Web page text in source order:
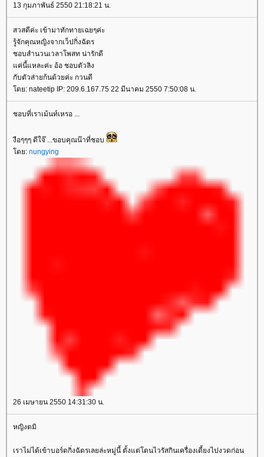
13 กุมภาพันธ์ 2550 21:18:21 น.
สวสดีค่ะ เข้ามาทักทายเฉยๆค่ะ
รู้จักคุณหญิงจากเว็ปกิ่งฉัตร
ชอบสำนวนเวลาโพสท น่ารักดี
ค่นี้แหละค่ะ อ้อ ชอบตัวลิง
กับตัวส่ายก้นด้วยค่ะ กวนดี
ดย: nateetip IP: 209.6.167.75 22 มีนาคม 2550 7:50:08 น.
ชอบที่เราเม้นท์เหรอ ...
งือๆๆๆ ดีใจ๊ ...ขอบคุณน๊าที่ชอบ
ดย: nungying
26 เมษายน 2550 14:31:30 น.
หญิงตมิ
เราไม่ได้เข้าบอร์ดกิ่งฉัตรเลยล่ะหมู่นี้ ตั้งแต่โดนไวรัสกินเครื่องเดี้ยงไปงวดก่อน